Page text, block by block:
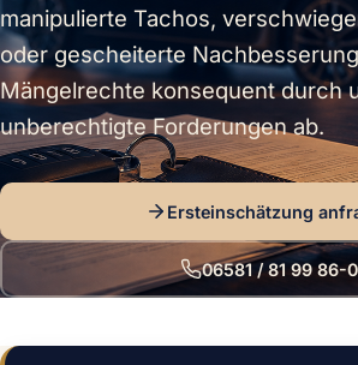
manipulierte Tachos,
oder gescheiterte
Mängelrechte konsequent durch
unberechtigte Forderungen ab.
Ersteinschätzung
06581 / 81 99 86-0